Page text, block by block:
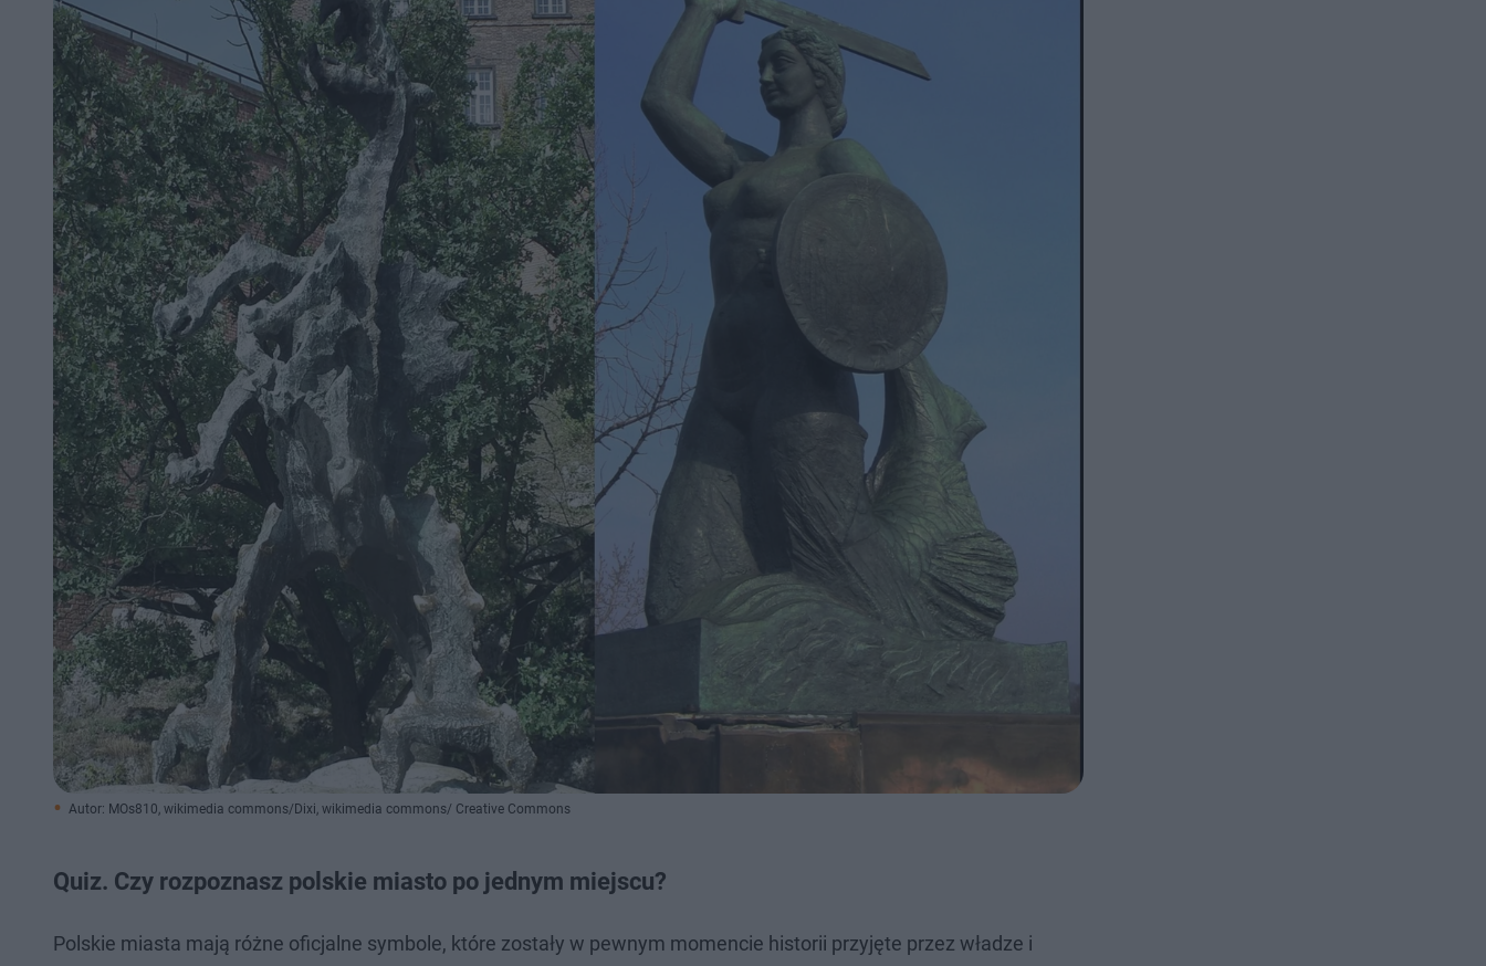
Autor: MOs810, wikimedia commons/Dixi, wikimedia commons/ Creative Commons
Quiz. Czy rozpoznasz polskie miasto po jednym miejscu?
Polskie miasta mają różne oficjalne symbole, które zostały w pewnym momencie historii przyjęte przez władze i